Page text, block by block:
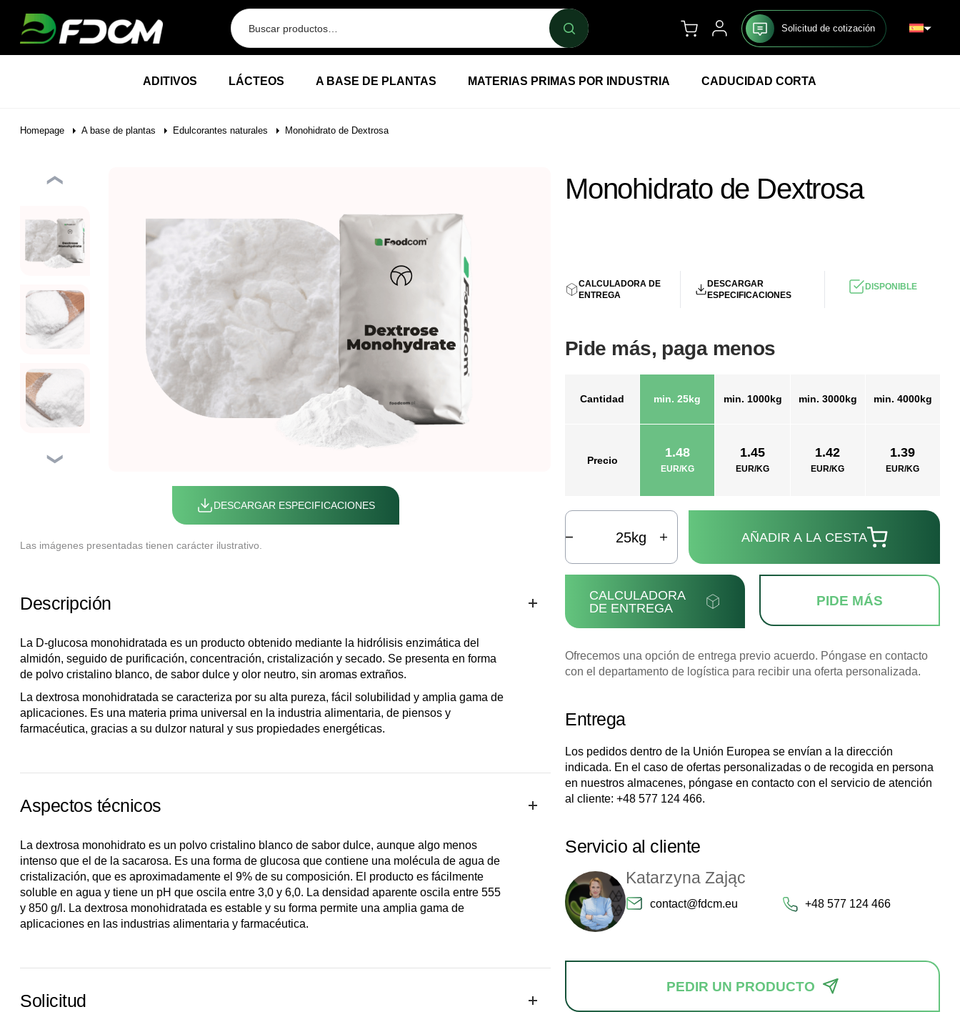
Solicitud de cotización
ADITIVOS LÁCTEOS A BASE DE PLANTAS MATERIAS PRIMAS POR INDUSTRIA CADUCIDAD CORTA
Homepage A base de plantas Edulcorantes naturales Monohidrato de Dextrosa
❮
❯
DESCARGAR ESPECIFICACIONES
Las imágenes presentadas tienen carácter ilustrativo.
Descripción
La D-glucosa monohidratada es un producto obtenido mediante la hidrólisis enzimática del
almidón, seguido de purificación, concentración, cristalización y secado. Se presenta en forma
de polvo cristalino blanco, de sabor dulce y olor neutro, sin aromas extraños.
La dextrosa monohidratada se caracteriza por su alta pureza, fácil solubilidad y amplia gama de
aplicaciones. Es una materia prima universal en la industria alimentaria, de piensos y
farmacéutica, gracias a su dulzor natural y sus propiedades energéticas.
Aspectos técnicos
La dextrosa monohidrato es un polvo cristalino blanco de sabor dulce, aunque algo menos
intenso que el de la sacarosa. Es una forma de glucosa que contiene una molécula de agua de
cristalización, que es aproximadamente el 9% de su composición. El producto es fácilmente
soluble en agua y tiene un pH que oscila entre 3,0 y 6,0. La densidad aparente oscila entre 555
y 850 g/l. La dextrosa monohidratada es estable y su forma permite una amplia gama de
aplicaciones en las industrias alimentaria y farmacéutica.
Solicitud
Monohidrato de Dextrosa
CALCULADORA DE
ENTREGA
DESCARGAR
ESPECIFICACIONES
DISPONIBLE
Pide más, paga menos
Cantidad
Precio
min. 25kg
1.48
EUR/KG
min. 1000kg
1.45
EUR/KG
min. 3000kg
1.42
EUR/KG
min. 4000kg
1.39
EUR/KG
kg AÑADIR A LA CESTA
CALCULADORA
DE ENTREGA
PIDE MÁS
Ofrecemos una opción de entrega previo acuerdo. Póngase en contacto
con el departamento de logística para recibir una oferta personalizada.
Entrega
Los pedidos dentro de la Unión Europea se envían a la dirección
indicada. En el caso de ofertas personalizadas o de recogida en persona
en nuestros almacenes, póngase en contacto con el servicio de atención
al cliente: +48 577 124 466.
Servicio al cliente
Katarzyna Zając
contact@fdcm.eu +48 577 124 466
PEDIR UN PRODUCTO